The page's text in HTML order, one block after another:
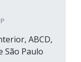
ABCD,
São Paulo